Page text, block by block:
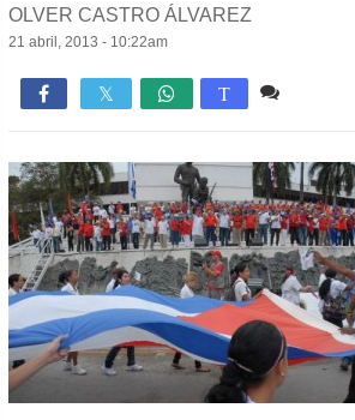
OLVER CASTRO ÁLVAREZ
21 abril, 2013 - 10:22am
 T